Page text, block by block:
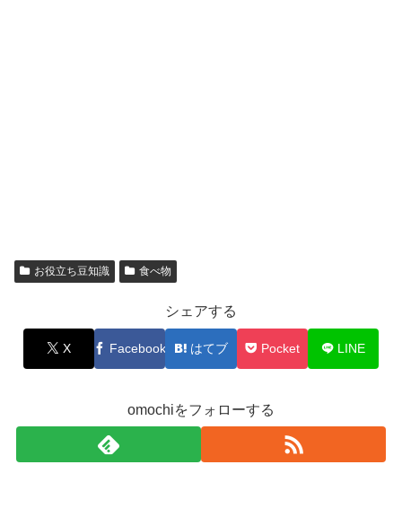
お役立ち豆知識 食べ物
シェアする
X Facebook はてブ Pocket LINE
omochiをフォローする